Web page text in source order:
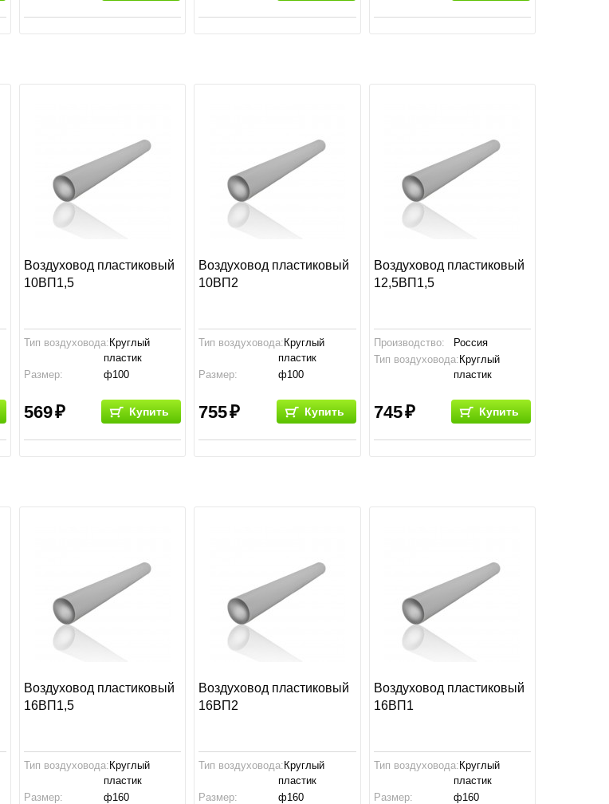
Воздуховод пластиковый
10ВП1,5
Тип воздуховода: Круглый
пластик
Размер:
ф100
569 Купить
Воздуховод пластиковый
10ВП2
Тип воздуховода: Круглый
пластик
Размер:
ф100
755 Купить
Воздуховод пластиковый
12,5ВП1,5
Производство:
Россия
Тип воздуховода: Круглый
пластик
745 Купить
Воздуховод пластиковый
16ВП1,5
Тип воздуховода: Круглый
пластик
Размер:
ф160
Воздуховод пластиковый
16ВП2
Тип воздуховода: Круглый
пластик
Размер:
ф160
Воздуховод пластиковый
16ВП1
Тип воздуховода: Круглый
пластик
Размер:
ф160